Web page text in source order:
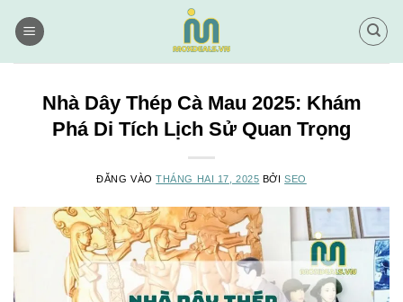
qua
Nhà Dây Thép Cà Mau 2025: Khám
Phá Di Tích Lịch Sử Quan Trọng
ĐĂNG VÀOTHÁNG HAI 17, 2025 BỞISEO